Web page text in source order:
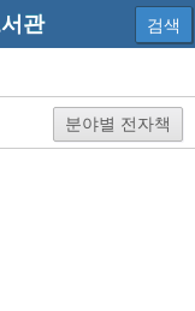
관 검색
분야별 전자책